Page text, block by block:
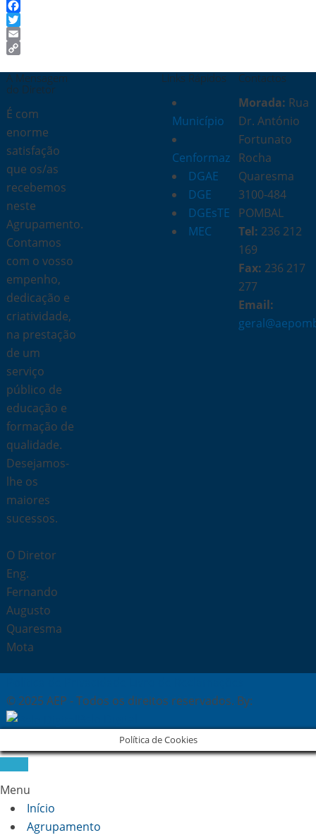
Facebook
Twitter
Email
Link
A Mensagem
do Diretor
É com
enorme
satisfação
que os/as
recebemos
neste
Agrupamento.
Contamos
com o vosso
empenho,
dedicação e
criatividade,
na prestação
de um
serviço
público de
educação e
formação de
qualidade.
Desejamos-
lhe os
maiores
sucessos.
O Diretor
Eng.
Fernando
Augusto
Quaresma
Mota
Links Rápidos
Município
Cenformaz
DGAE
DGE
DGEsTE
MEC
Contactos
Morada: Rua
Dr. António
Fortunato
Rocha
Quaresma
3100-484
POMBAL
Tel: 236 212
169
Fax: 236 217
277
Email:
© 2025 AEP - Todos os direitos reservados. By:
Política de Cookies
Menu
Início
Agrupamento